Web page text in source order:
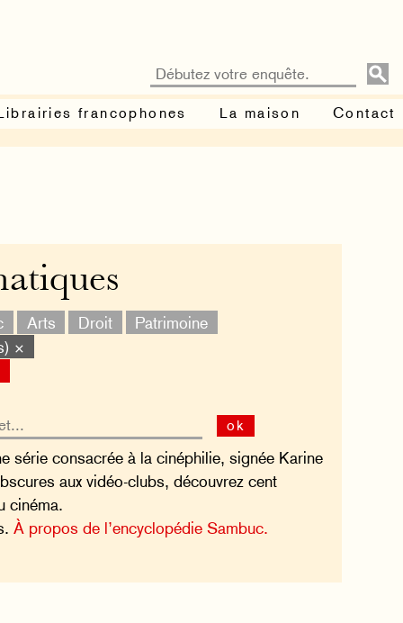
francophones La maison Contact
Arts Droit
Patrimoine
×
ok
série consacrée à la cinéphilie, signée Karine
aux vidéo-clubs, découvrez cent
cinéma.
À propos de l’encyclopédie Sambuc.